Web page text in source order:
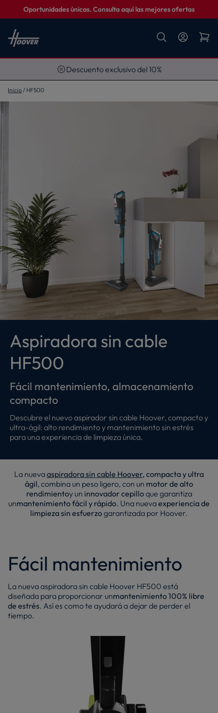
Oportunidades únicas. Consulta aquí las mejores ofertas
Descuento exclusivo del 10%
Inicio HF500
Aspiradora sin cable
HF500
Fácil mantenimiento, almacenamiento
compacto
Descubre el nuevo aspirador sin cable Hoover, compacto y
ultra-ágil: alto rendimiento y mantenimiento sin estrés
para una experiencia de limpieza única.
La nuevaaspiradora sin cable Hoover, compacta y ultra
ágil, combina un peso ligero, con un motor de alto
rendimientoy un innovador cepilloque garantiza
unmantenimiento fácil y rápido. Una nuevaexperiencia de
limpieza sin esfuerzogarantizada por Hoover.
Fácil mantenimiento
La nueva aspiradora sin cable Hoover HF500 está
diseñada para proporcionar unmantenimiento 100% libre
de estrés. Así es como te ayudará a dejar de perder el
tiempo.